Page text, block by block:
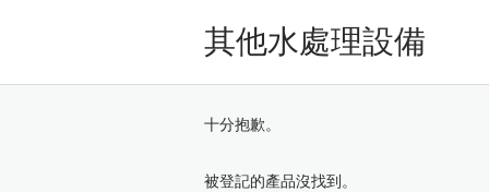
其他水處理設備
十分抱歉。
被登記的產品沒找到。